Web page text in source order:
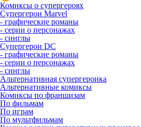
Комиксы о супергероях
Супергерои Marvel
- графические романы
- серии о персонажах
- синглы
Супергерои DC
- графические романы
- серии о персонажах
- синглы
Альтернативная супергероика
Альтернативные комиксы
Комиксы по франшизам
По фильмам
По играм
По мультфильмам